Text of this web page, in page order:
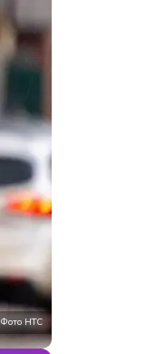
Фото НТС